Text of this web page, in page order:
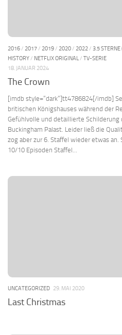
2016/ 2017/ 2019/ 2020/ 2022/ 3.5 STERNE
HISTORY/ NETFLIX ORIGINAL/ TV-SERIE
18. JANUAR 2024
The Crown
[imdb style=“dark“]tt4786824[/imdb]
britischen Königshauses während der
Gefühlvolle und detaillierte
Buckingham Palast. Leider ließ die
zog aber zur 6. Staffel wieder etwas
10/10 Episoden Staffel...
UNCATEGORIZED 29. MAI 2020
Last Christmas